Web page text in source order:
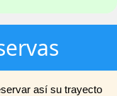
así su trayecto